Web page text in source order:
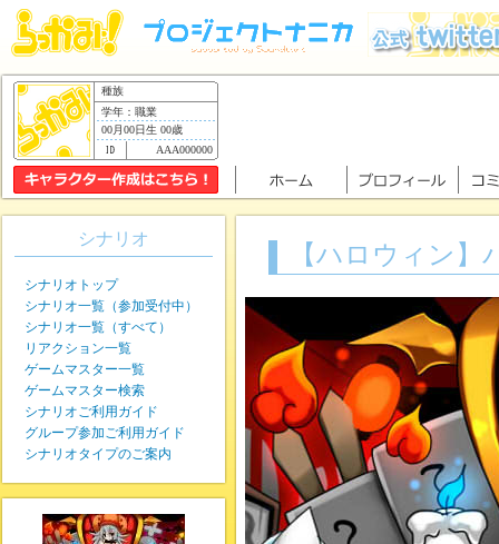
種族
学年：職業
00月00日生 00歳
AAA000000
【ハロウィン
シナリオ
シナリオトップ
シナリオ一覧（参加受付中）
シナリオ一覧（すべて）
リアクション一覧
ゲームマスター一覧
ゲームマスター検索
シナリオご利用ガイド
グループ参加ご利用ガイド
シナリオタイプのご案内